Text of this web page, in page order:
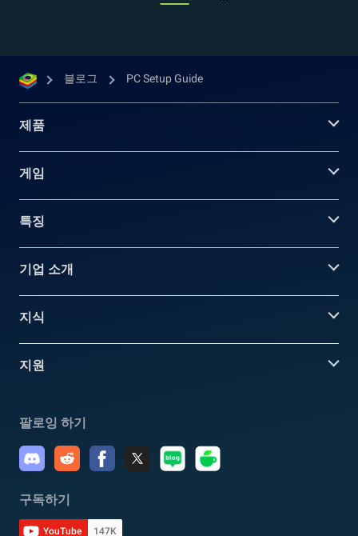
블로그 PC Setup Guide
제품
게임
특징
기업 소개
지식
지원
팔로잉 하기
구독하기
YouTube 147K